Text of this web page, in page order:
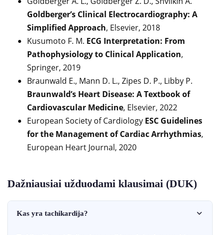
Goldberger’s Clinical Electrocardiography: A
Simplified Approach, Elsevier, 2018
Kusumoto F. M. ECG Interpretation: From
Pathophysiology to Clinical Application,
Springer, 2019
Braunwald E., Mann D. L., Zipes D. P., Libby P.
Braunwald’s Heart Disease: A Textbook of
Cardiovascular Medicine, Elsevier, 2022
European Society of Cardiology ESC Guidelines
for the Management of Cardiac Arrhythmias,
European Heart Journal, 2020
Dažniausiai užduodami klausimai (DUK)
Kas yra tachikardija?